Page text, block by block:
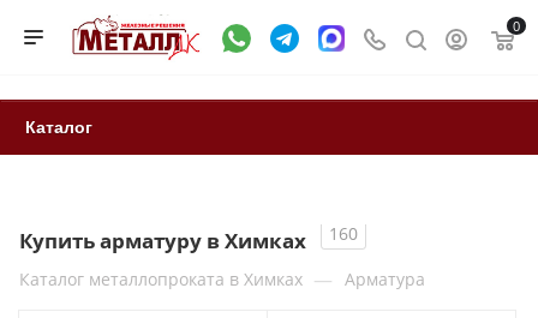
0
Каталог
Купить арматуру в Химках
160
Каталог металлопроката в Химках — Арматура